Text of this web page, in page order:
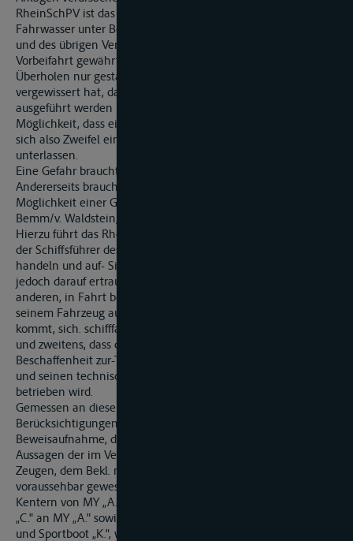
RheinSchPV ist das Überholen nur gestattet, wenn das
Fahrwasser unter Berücksichtigung aller örtlichen Umstände
und des übrigen Verkehrs hinreichend Raum für die
Vorbeifahrt gewährt. Gern. § 6.09 Nr. 1 RheinSchPV ist das
Überholen nur gestattet, nachdem sich der Überholende
vergewissert hat, dass dieses Manöver ohne Gefahr
ausgeführt werden kann. Besteht auch nur eine gewisse
Möglichkeit, dass eine Gefahrenlage entstehen kann, stellen
sich also Zweifel ein, so ist das Überholmanöver zu
unterlassen.
Eine Gefahr braucht sich noch nicht konkretisiert zu haben.
Andererseits braucht ein Schiffsführer nicht jede fern liegende
Möglichkeit einer Gefahrenlage in Rechnung zu stellen (vgl.
Bemm/v. Waldstein, RheinSchPV §16.09 Rdn. 7 m. w. N.).
Hierzu führt das Rheinschifffahrtsgericht zutreffend aus, dass
der Schiffsführer des überholenden Fahrzeugs umsichtig
handeln und auf- Sicherheit bedacht sein muss, andererseits
jedoch darauf ertrauen kann, dass erstens die Führung des
anderen, in Fahrt befindlichen Fahrzeugs, das mit dem von
seinem Fahrzeug ausgelösten Wellenschlag in Kontakt
kommt, sich. schifffahrtsüblich und situationsgerecht verhält,
und zweitens, dass das andere Schiff in der vorhandenen
Beschaffenheit zur-Teilnahme am Schiffsverkehr tauglich ist
und seinen technischen Gegebenheiten entsprechend
betrieben wird.
Gemessen an diesen Maßstäben kann unter
Berücksichtigungen des gesamten Ergebnisses der
Beweisaufnahme, d. h. insbesondere in Würdigung der
Aussagen der im Verklarungsverfahren vernommenen
Zeugen, dem Bekl. nicht angelastet werden, es sei für ihn
voraussehbar gewesen, dass es durch seine Fahrweise zum
Kentern von MY „A." kommen würde. Die Vorbeifahrt von MY
„C." an MY „A." sowie an zwei weiteren Bergfahrern, MY „Q."
und Sportboot „K.", wird von allen beteiligten Zeugen im